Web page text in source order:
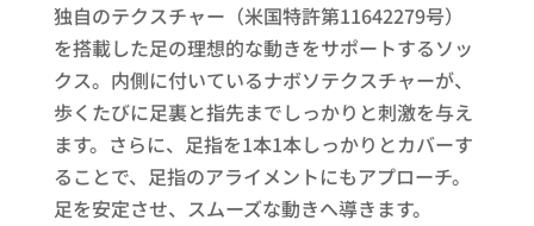
独自のテクスチャー（米国特許第11642279号）
を搭載した足の理想的な動きをサポートするソッ
クス。内側に付いているナボソテクスチャーが、
歩くたびに足裏と指先までしっかりと刺激を与え
ます。さらに、足指を1本1本しっかりとカバーす
ることで、足指のアライメントにもアプローチ。
足を安定させ、スムーズな動きへ導きます。